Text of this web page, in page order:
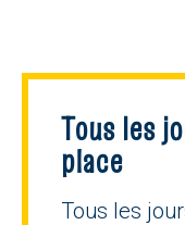
Tous les
place
Tous les